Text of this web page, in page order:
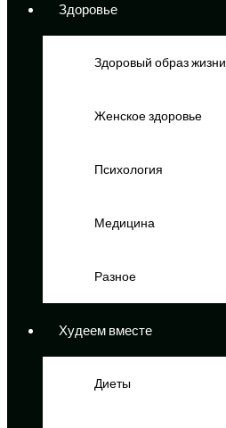
Здоровье
Здоровый образ жизни
Женское здоровье
Психология
Медицина
Разное
Худеем вместе
Диеты